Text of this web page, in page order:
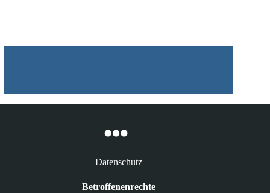
Datenschutz
Betroffenenrechte